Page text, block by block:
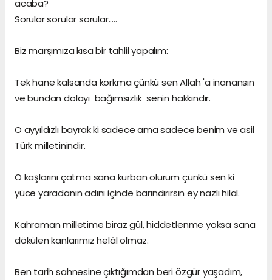
acaba?
Sorular sorular sorular.....
Biz marşımıza kısa bir tahlil yapalım:
Tek hane kalsanda korkma çünkü sen Allah 'a inanansın
ve bundan dolayı bağımsızlık senin hakkındır.
O ayyıldızlı bayrak ki sadece ama sadece benim ve asil
Türk milletinindir.
O kaşlarını çatma sana kurban olurum çünkü sen ki
yüce yaradanın adını içinde barındırırsın ey nazlı hilal.
Kahraman milletime biraz gül, hiddetlenme yoksa sana
dökülen kanlarımız helâl olmaz.
Ben tarih sahnesine çıktığımdan beri özgür yaşadım,